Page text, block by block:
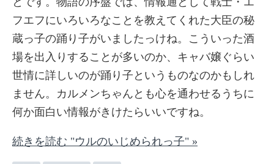
フエフにいろいろなことを教えてくれた大臣の秘
蔵っ子の踊り子がいましたっけね。こういった酒
場を出入りすることが多いのか、キャバ嬢ぐらい
世情に詳しいのが踊り子というものなのかもしれ
ません。カルメンちゃんとも心を通わせるうちに
何か面白い情報がきけたらいいですね。
続きを読む "ウルのいじめられっ子" »